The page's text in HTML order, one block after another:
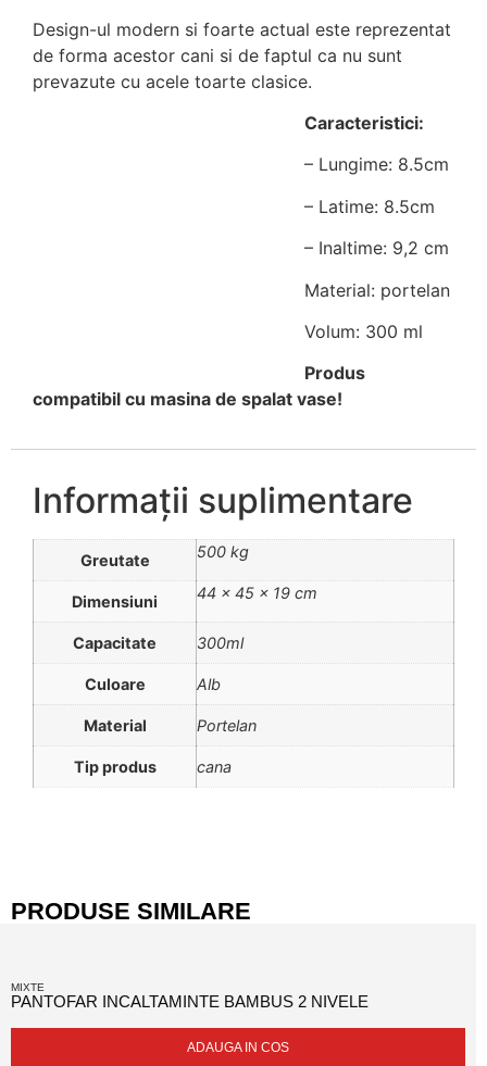
Design-ul modern si foarte actual este reprezentat
de forma acestor cani si de faptul ca nu sunt
prevazute cu acele toarte clasice.
Caracteristici:
– Lungime: 8.5cm
– Latime: 8.5cm
– Inaltime: 9,2 cm
Material: portelan
Volum: 300 ml
Produs
compatibil cu masina de spalat vase!
Informații suplimentare
Greutate 500 kg
Dimensiuni 44 × 45 × 19 cm
Capacitate 300ml
Culoare Alb
Material Portelan
Tip produs cana
PRODUSE SIMILARE
MIXTE
PANTOFAR INCALTAMINTE BAMBUS 2 NIVELE
ADAUGA IN COS